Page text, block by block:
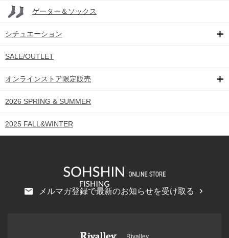
ゲーター＆ソックス
シチュエーション
SALE/OUTLET
オンラインストア限定販売
2026 SPRING & SUMMER
2025 FALL&WINTER
メルマガ登録で最新のお知らせを受け取る
Rivalley